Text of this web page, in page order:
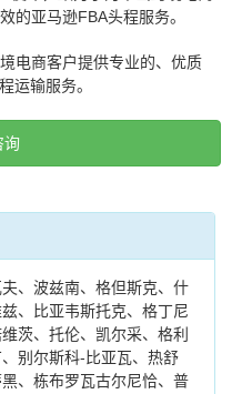
的亚马逊FBA头程服务。
电商客户提供专业的、优质
运输服务。
询
、波兹南、格但斯克、什
、比亚韦斯托克、格丁尼
茨、托伦、凯尔采、格利
别尔斯科-比亚瓦、热舒
、栋布罗瓦古尔尼恰、普